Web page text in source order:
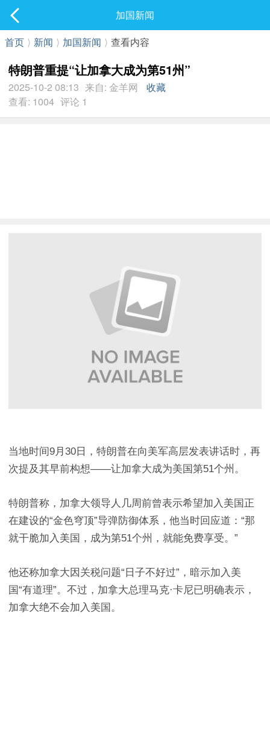
最新发表
加国新闻
首页 ⟩ 新闻 ⟩ 加国新闻 ⟩ 查看内容
特朗普重提“让加拿大成为第51州”
2025-10-2 08:13 来自: 金羊网
收藏
查看: 1004 评论 1
当地时间9月30日，特朗普在向美军高层发表讲话时，再
次提及其早前构想——让加拿大成为美国第51个州。
特朗普称，加拿大领导人几周前曾表示希望加入美国正
在建设的“金色穹顶”导弹防御体系，他当时回应道：“那
就干脆加入美国，成为第51个州，就能免费享受。”
他还称加拿大因关税问题“日子不好过”，暗示加入美
国“有道理”。不过，加拿大总理马克·卡尼已明确表示，
加拿大绝不会加入美国。